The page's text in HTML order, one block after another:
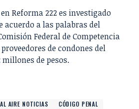
Reforma 222es investigado
acuerdo a las palabras del
Federal de Competencia
de condones del
millones de pesos.
AL AIRE NOTICIAS
CÓDIGO PENAL